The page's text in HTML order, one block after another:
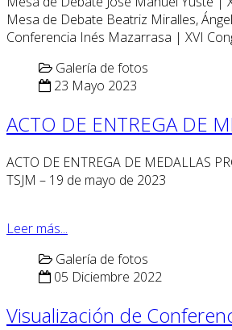
Mesa de Debate Beatriz Miralles,
Conferencia Inés Mazarrasa | XVI
Galería de fotos
23 Mayo 2023
ACTO DE ENTREGA DE
ACTO DE ENTREGA DE MEDALLAS
TSJM – 19 de mayo de 2023
Leer más...
Galería de fotos
05 Diciembre 2022
Visualización de